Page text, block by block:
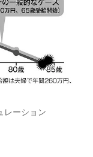
レーション